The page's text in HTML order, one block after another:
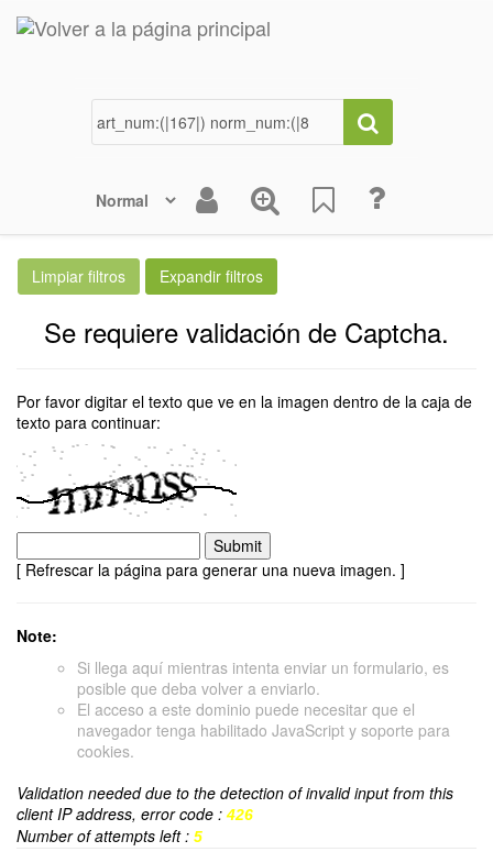
Se requiere validación de Captcha.
Por favor digitar el texto que ve en la imagen dentro de la caja de
texto para continuar:
[ Refrescar la página para generar una nueva imagen. ]
Note:
Si llega aquí mientras intenta enviar un formulario, es
posible que deba volver a enviarlo.
El acceso a este dominio puede necesitar que el
navegador tenga habilitado JavaScript y soporte para
cookies.
Validation needed due to the detection of invalid input from this
client IP address, error code : 426
Number of attempts left : 5